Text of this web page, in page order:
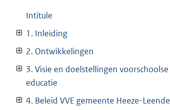
Intitule
1. Inleiding
2. Ontwikkelingen
3. Visie en doelstellingen voorschoolse
educatie
4. Beleid VVE gemeente Heeze-Leende